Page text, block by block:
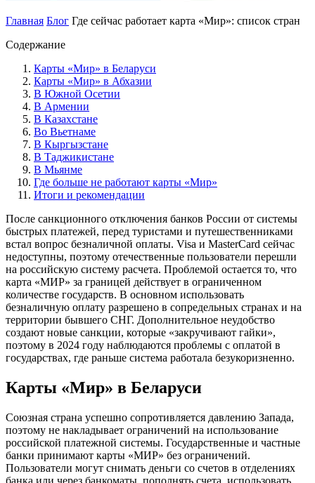
Главная Блог Где сейчас работает карта «Мир»: список стран
Содержание
Карты «Мир» в Беларуси
Карты «Мир» в Абхазии
В Южной Осетии
В Армении
В Казахстане
Во Вьетнаме
В Кыргызстане
В Таджикистане
В Мьянме
Где больше не работают карты «Мир»
Итоги и рекомендации
После санкционного отключения банков России от системы
быстрых платежей, перед туристами и путешественниками
встал вопрос безналичной оплаты. Visa и MasterCard сейчас
недоступны, поэтому отечественные пользователи перешли
на российскую систему расчета. Проблемой остается то, что
карта «МИР» за границей действует в ограниченном
количестве государств. В основном использовать
безналичную оплату разрешено в сопредельных странах и на
территории бывшего СНГ. Дополнительное неудобство
создают новые санкции, которые «закручивают гайки»,
поэтому в 2024 году наблюдаются проблемы с оплатой в
государствах, где раньше система работала безукоризненно.
Карты «Мир» в Беларуси
Союзная страна успешно сопротивляется давлению Запада,
поэтому не накладывает ограничений на использование
российской платежной системы. Государственные и частные
банки принимают карты «МИР» без ограничений.
Пользователи могут снимать деньги со счетов в отделениях
банка или через банкоматы, пополнять счета, использовать